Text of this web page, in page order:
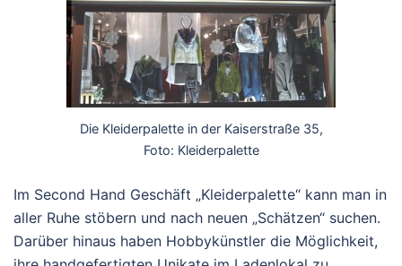
Die Kleiderpalette in der Kaiserstraße 35,
Foto: Kleiderpalette
Im Second Hand Geschäft „Kleiderpalette“ kann man in
aller Ruhe stöbern und nach neuen „Schätzen“ suchen.
Darüber hinaus haben Hobbykünstler die Möglichkeit,